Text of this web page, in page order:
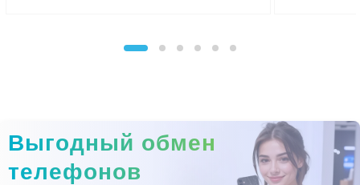
Выгодный обмен
телефонов